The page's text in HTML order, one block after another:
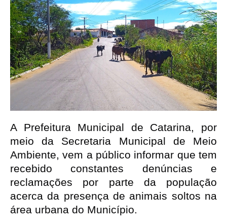
A Prefeitura Municipal de Catarina, por
meio da Secretaria Municipal de Meio
Ambiente, vem a público informar que tem
recebido constantes denúncias e
reclamações por parte da população
acerca da presença de animais soltos na
área urbana do Município.